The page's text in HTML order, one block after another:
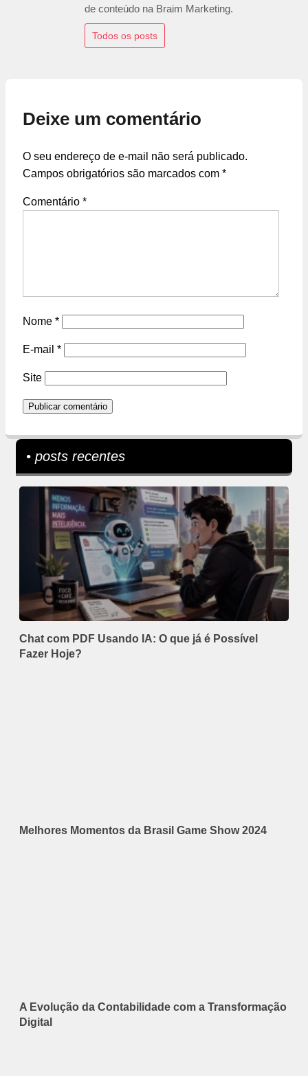
de conteúdo na Braim Marketing.
Todos os posts
Deixe um comentário
O seu endereço de e-mail não será publicado.
Campos obrigatórios são marcados com *
Comentário *
Nome *
E-mail *
Site
• posts recentes
Chat com PDF Usando IA: O que já é Possível
Fazer Hoje?
Melhores Momentos da Brasil Game Show 2024
A Evolução da Contabilidade com a Transformação
Digital